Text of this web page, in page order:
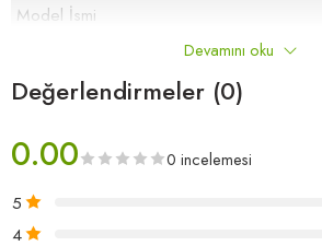
Model İsmi
İplik Türü
Toplam Ağırlık / Metrekare
Toplam Yükseklık
Devamını oku
Değerlendirmeler (0)
0.00 0 incelemesi
5
4